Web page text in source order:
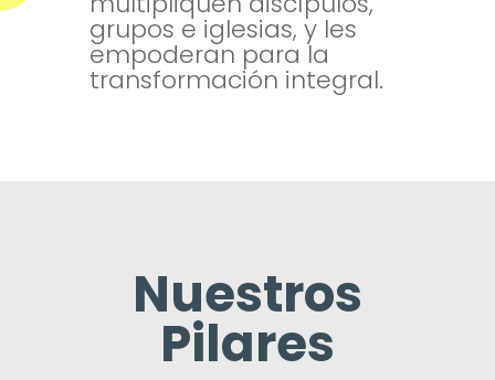
grupos e iglesias, y les
empoderan para la
transformación integral.
Nuestros
Pilares